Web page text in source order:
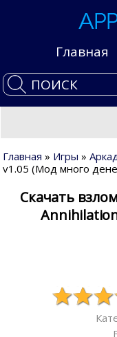
Главная
Главная » Игры »
v1.05 (Мод много
Скачать